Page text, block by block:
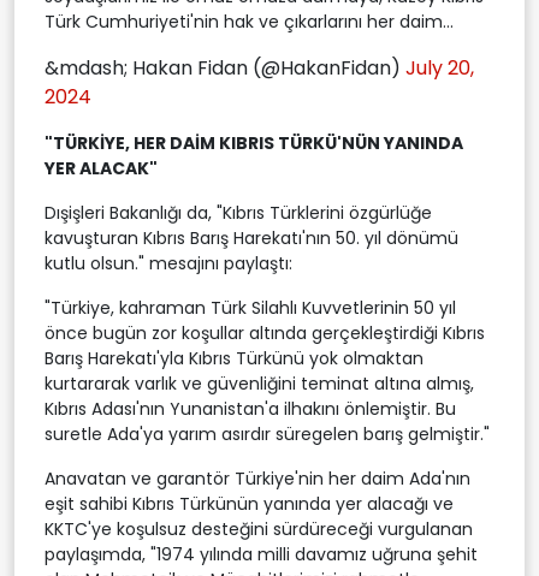
Türk Cumhuriyeti'nin hak ve çıkarlarını her daim...
&mdash; Hakan Fidan (@HakanFidan) July 20,
2024
"TÜRKİYE, HER DAİM KIBRIS TÜRKÜ'NÜN YANINDA
YER ALACAK"
Dışişleri Bakanlığı da, "Kıbrıs Türklerini özgürlüğe
kavuşturan Kıbrıs Barış Harekatı'nın 50. yıl dönümü
kutlu olsun." mesajını paylaştı:
"Türkiye, kahraman Türk Silahlı Kuvvetlerinin 50 yıl
önce bugün zor koşullar altında gerçekleştirdiği Kıbrıs
Barış Harekatı'yla Kıbrıs Türkünü yok olmaktan
kurtararak varlık ve güvenliğini teminat altına almış,
Kıbrıs Adası'nın Yunanistan'a ilhakını önlemiştir. Bu
suretle Ada'ya yarım asırdır süregelen barış gelmiştir."
Anavatan ve garantör Türkiye'nin her daim Ada'nın
eşit sahibi Kıbrıs Türkünün yanında yer alacağı ve
KKTC'ye koşulsuz desteğini sürdüreceği vurgulanan
paylaşımda, "1974 yılında milli davamız uğruna şehit